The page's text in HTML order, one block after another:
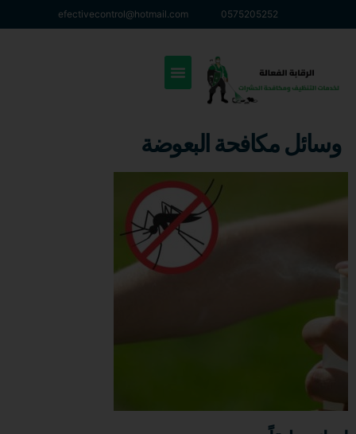
0575205252
efectivecontrol@hotmail.com
وسائل مكافحة البعوضة